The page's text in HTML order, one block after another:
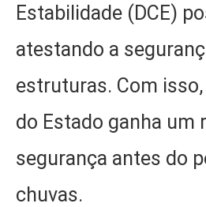
Estabilidade (DCE)
atestando a
estruturas. Com
do Estado ganha um
segurança antes do
chuvas.